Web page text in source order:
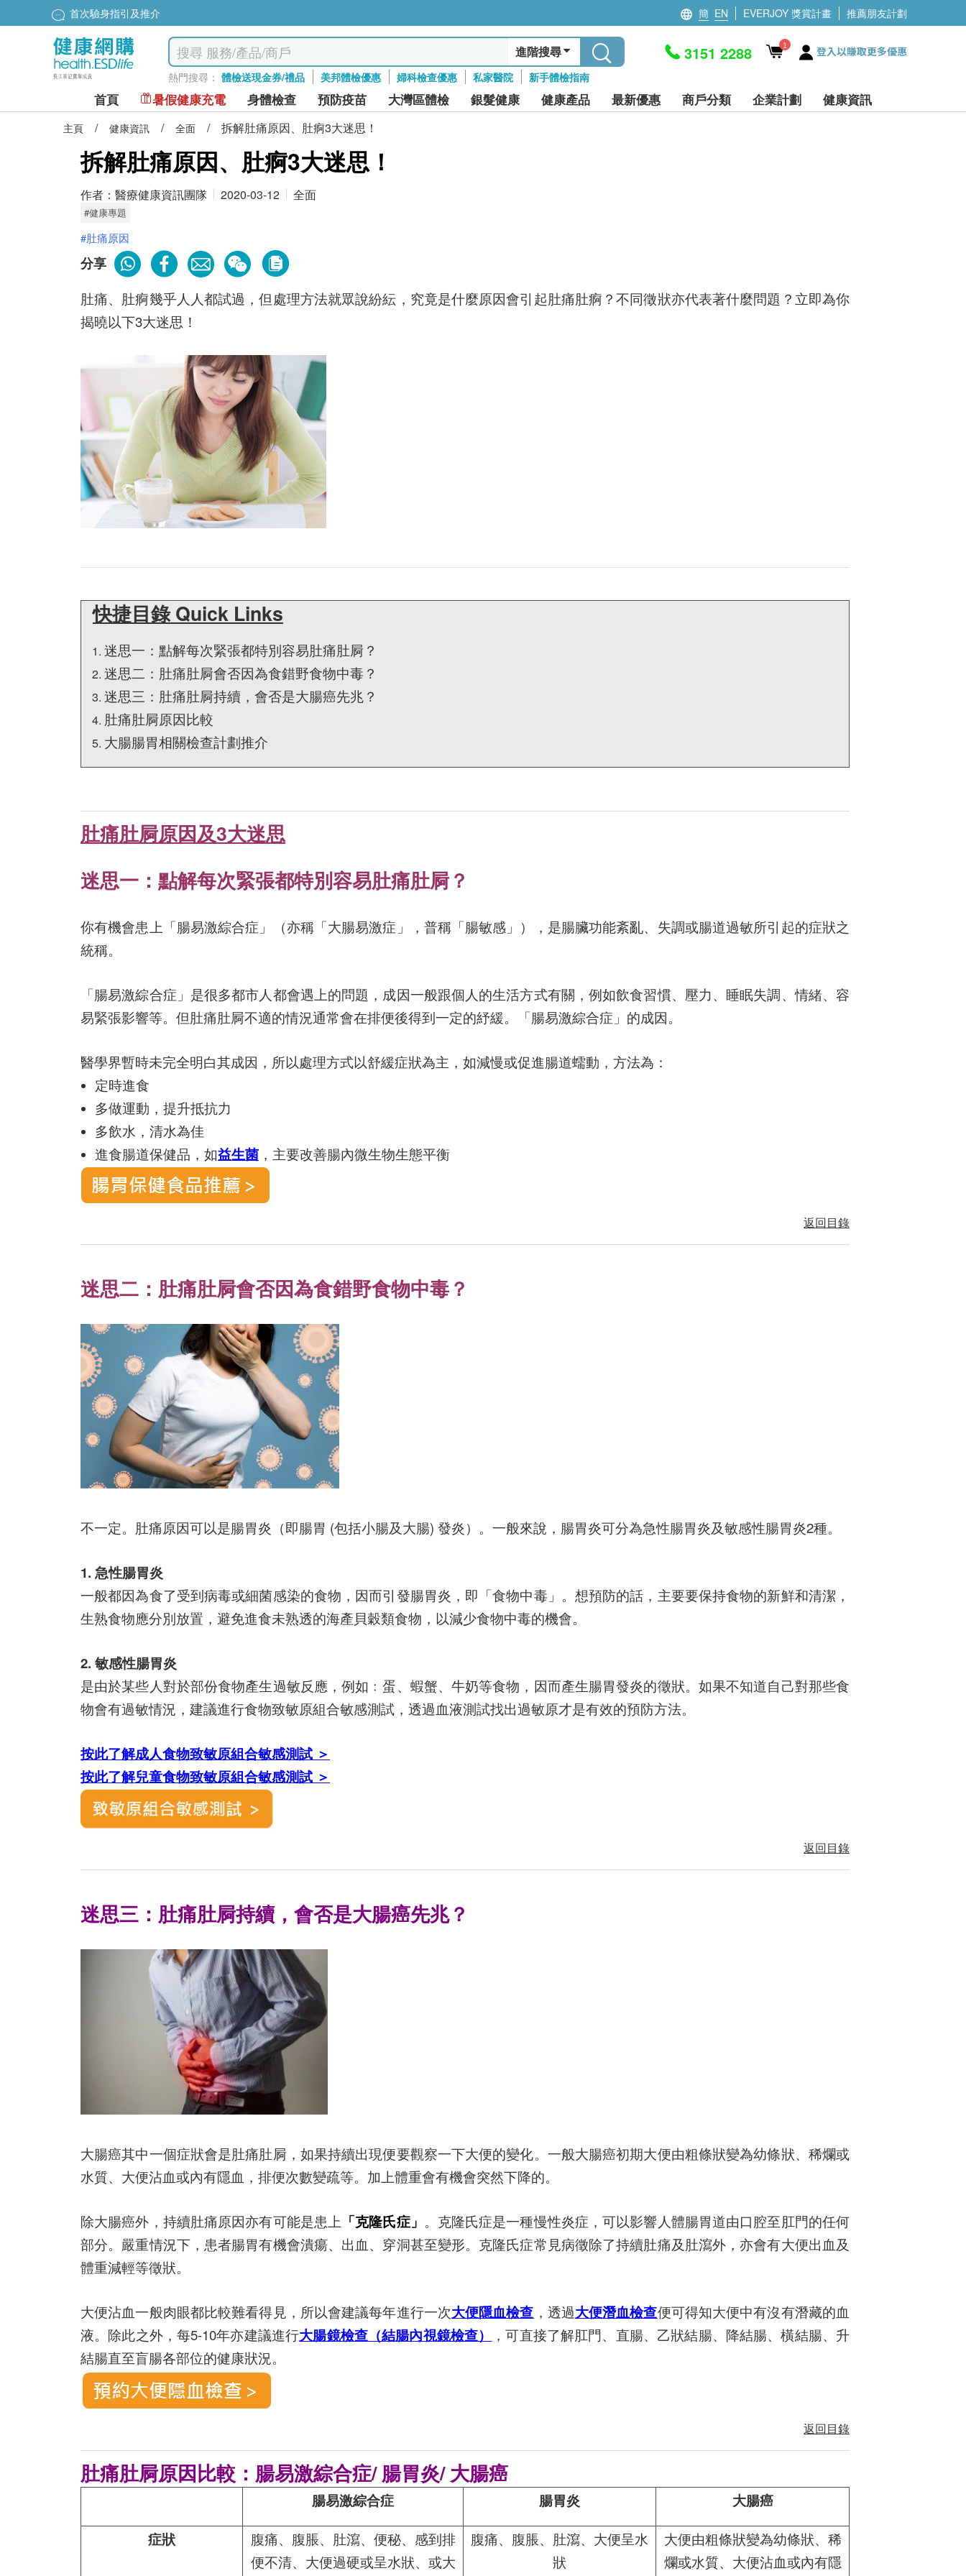
首次驗身指引及推介 簡 EN EVERJOY 獎賞計畫 推薦朋友計劃
進階搜尋
熱門搜尋： 體檢送現金券/禮品 美邦體檢優惠 婦科檢查優惠 私家醫院 新手體檢指南
3151 2288 1 登入以賺取更多優惠
首頁 暑假健康充電 身體檢查 預防疫苗 大灣區體檢 銀髮健康 健康產品 最新優惠 商戶分類 企業計劃 健康資訊
主頁 / 健康資訊 / 全面 / 拆解肚痛原因、肚痾3大迷思！
拆解肚痛原因、肚痾3大迷思！
作者： 醫療健康資訊團隊 2020-03-12 全面
#健康專題
#肚痛原因
分享
肚痛、肚痾幾乎人人都試過，但處理方法就眾說紛紜，究竟是什麼原因會引起肚痛肚痾？不同徵狀亦代表著什麼問題？立即為你
揭曉以下3大迷思！
快捷目錄 Quick Links
迷思一：點解每次緊張都特別容易肚痛肚屙？
迷思二：肚痛肚屙會否因為食錯野食物中毒？
迷思三：肚痛肚屙持續，會否是大腸癌先兆？
肚痛肚屙原因比較
大腸腸胃相關檢查計劃推介
肚痛肚屙原因及3大迷思
迷思一： 點解每次緊張都特別容易肚痛肚屙？
你有機會患上「腸易激綜合症」（亦稱「大腸易激症」，普稱「腸敏感」），是腸臟功能紊亂、失調或腸道過敏所引起的症狀之
統稱。
「腸易激綜合症」是很多都市人都會遇上的問題，成因一般跟個人的生活方式有關，例如飲食習慣、壓力、睡眠失調、情緒、容
易緊張影響等。但肚痛肚屙不適的情況通常會在排便後得到一定的紓緩。「腸易激綜合症」的成因。
醫學界暫時未完全明白其成因，所以處理方式以舒緩症狀為主，如減慢或促進腸道蠕動，方法為：
定時進食
多做運動，提升抵抗力
多飲水，清水為佳
進食腸道保健品，如益生菌 ，主要改善腸內微生物生態平衡
返回目錄
迷思二： 肚痛肚屙會否因為食錯野食物中毒？
不一定。肚痛原因可以是腸胃炎（即腸胃 (包括小腸及大腸) 發炎）。一般來說，腸胃炎可分為急性腸胃炎及敏感性腸胃炎2種。
1. 急性腸胃炎
一般都因為食了受到病毒或細菌感染的食物，因而引發腸胃炎，即「食物中毒」。想預防的話，主要要保持食物的新鮮和清潔，
生熟食物應分別放置，避免進食未熟透的海產貝穀類食物，以減少食物中毒的機會。
2. 敏感性腸胃炎
是由於某些人對於部份食物產生過敏反應，例如﹕蛋、蝦蟹、牛奶等食物，因而產生腸胃發炎的徵狀。如果不知道自己對那些食
物會有過敏情況，建議進行食物致敏原組合敏感測試，透過血液測試找出過敏原才是有效的預防方法。
按此了解成人食物致敏原組合敏感測試 ＞
按此了解兒童食物致敏原組合敏感測試 ＞
返回目錄
迷思三：肚痛肚屙持續，會否是大腸癌先兆？
大腸癌其中一個症狀會是肚痛肚屙，如果持續出現便要觀察一下大便的變化。一般大腸癌初期大便由粗條狀變為幼條狀、稀爛或
水質、大便沾血或內有隱血，排便次數變疏等。加上體重會有機會突然下降的。
除大腸癌外，持續肚痛原因亦有可能是患上 「克隆氏症」 。克隆氏症是一種慢性炎症，可以影響人體腸胃道由口腔至肛門的任何
部分。嚴重情況下，患者腸胃有機會潰瘍、出血、穿洞甚至變形。克隆氏症常見病徵除了持續肚痛及肚瀉外，亦會有大便出血及
體重減輕等徵狀。
大便沾血一般肉眼都比較難看得見，所以會建議每年進行一次大便隱血檢查 ，透過大便潛血檢查便可得知大便中有沒有潛藏的血
液。除此之外，每5-10年亦建議進行大腸鏡檢查（結腸內視鏡檢查）
，可直接了解肛門、直腸、乙狀結腸、降結腸、橫結腸、升
結腸直至盲腸各部位的健康狀況。
返回目錄
肚痛肚屙原因比較：腸易激綜合症/ 腸胃炎/ 大腸癌
腸易激綜合症 腸胃炎
大腸癌
症狀
腹痛、腹脹、肚瀉、便秘、感到排
便不清、大便過硬或呈水狀、或大
腹痛、腹脹、肚瀉、大便呈水
狀
大便由粗條狀變為幼條狀、稀
爛或水質、大便沾血或內有隱